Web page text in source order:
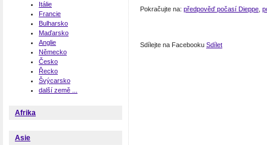
Itálie
Francie
Bulharsko
Maďarsko
Anglie
Německo
Česko
Řecko
Švýcarsko
další země ...
Afrika
Asie
Pokračujte na: předpověď počasí Dieppe
Sdílejte na Facebooku Sdílet